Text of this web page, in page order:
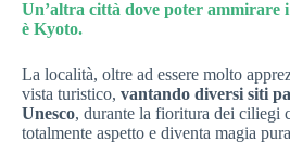
Un’altra città dove poter ammirare
è Kyoto.
La località, oltre ad essere molto
vista turistico, vantando diversi siti
Unesco, durante la fioritura dei ciliegi
totalmente aspetto e diventa magia